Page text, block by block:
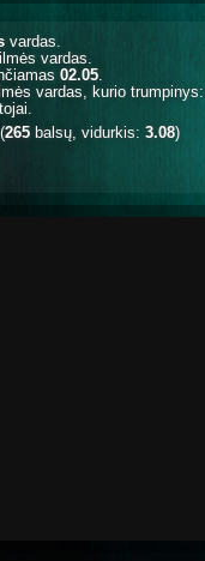
vardas.
vardas.
02.05
vardas, kurio trumpinys:
(265 balsų, vidurkis: 3.08)